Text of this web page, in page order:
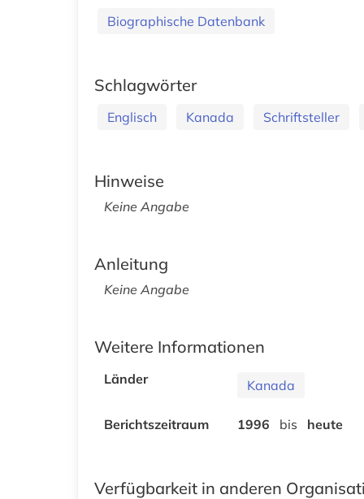
Biographische Datenbank
Schlagwörter
Englisch Kanada Schriftsteller
Hinweise
Keine Angabe
Anleitung
Keine Angabe
Weitere Informationen
Länder Kanada
Berichtszeitraum 1996 bis heute
Verfügbarkeit in anderen